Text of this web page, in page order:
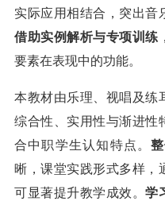
实际应用相结合，突出音
借助实例解析与专项训练
要素在表现中的功能。
本教材由乐理、视唱及练
综合性、实用性与渐进性
合中职学生认知特点。
晰，课堂实践形式多样，
可显著提升教学成效。 学